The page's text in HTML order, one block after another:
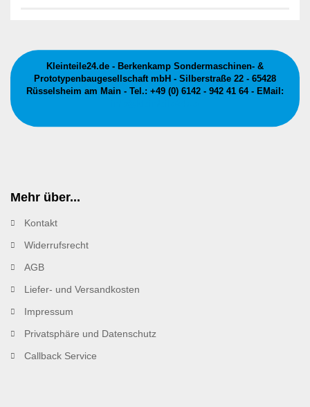
Kleinteile24.de - Berkenkamp Sondermaschinen- &
Prototypenbaugesellschaft mbH - Silberstraße 22 - 65428
Rüsselsheim am Main - Tel.: +49 (0) 6142 - 942 41 64 - EMail:
Mehr über...
Kontakt
Widerrufsrecht
AGB
Liefer- und Versandkosten
Impressum
Privatsphäre und Datenschutz
Callback Service